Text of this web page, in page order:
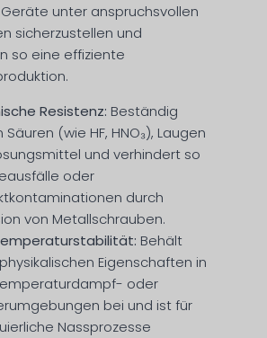
unter anspruchsvollen
sicherzustellen und
so eine effiziente
Resistenz: Beständig
(wie HF, HNO₃), Laugen
und verhindert so
oder
durch
von Metallschrauben.
Behält
Eigenschaften in
oder
bei und ist für
Nassprozesse